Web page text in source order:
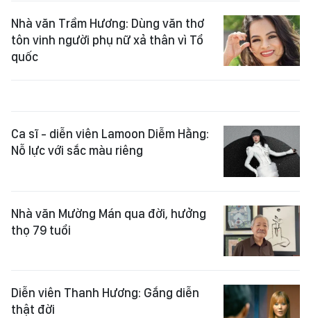
Nhà văn Trầm Hương: Dùng văn thơ
tôn vinh người phụ nữ xả thân vì Tổ
quốc
Ca sĩ - diễn viên Lamoon Diễm Hằng:
Nỗ lực với sắc màu riêng
Nhà văn Mường Mán qua đời, hưởng
thọ 79 tuổi
Diễn viên Thanh Hương: Gắng diễn
thật đời